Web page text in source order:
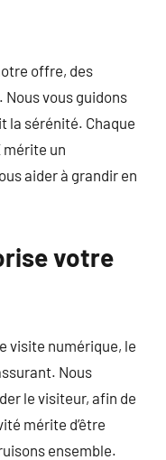
offre, des
vous guidons
la sérénité. Chaque
mérite un
aider à grandir en
votre
visite numérique, le
Nous
le visiteur, afin de
mérite d’être
ensemble.